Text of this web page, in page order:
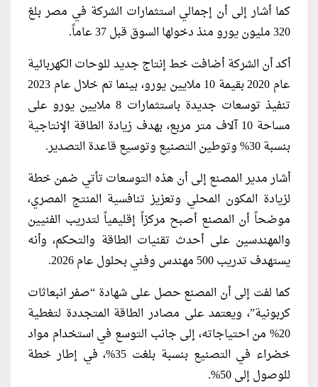
كما أشار إلى أن إجمالي استثمارات الشركة في مصر بلغ
320 مليون يورو منذ دخولها السوق قبل 37 عاماً.
أكد أن الشركة أضافت خط إنتاج جديد للوحات الكهربائية
عام 2020 بقيمة 10 ملايين يورو، بينما تم خلال عام 2023
تنفيذ توسعات جديدة باستثمارات 8 ملايين يورو على
مساحة 10 آلاف متر مربع، بهدف زيادة الطاقة الإنتاجية
بنسبة 30% وتوطين التصنيع وتوسيع قاعدة التصدير.
أشار مدير المصنع إلى أن هذه التوسعات تأتي ضمن خطة
لزيادة المكون المحلي وتعزيز تنافسية المنتج المصري،
موضحاً أن المصنع أصبح مركزاً إقليمياً لتدريب الفنيين
والمهندسين على أحدث تقنيات الطاقة والتحكم، وأنه
يستهدف تدريب 500 مهندس وفني بحلول عام 2026.
كما لفت إلى أن المصنع حصل على شهادة “صفر انبعاثات
كربونية”، ويعتمد على مصادر الطاقة المتجددة لتغطية
20% من احتياجاته، إلى جانب التوسع في استخدام مواد
خضراء في التصنيع بنسبة بلغت 35%، في إطار خطة
للوصول إلى 50%.